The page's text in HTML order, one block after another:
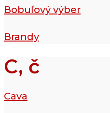
Bobuľový výber
Brandy
C, č
Cava